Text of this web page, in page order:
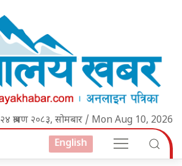
२४ श्रावण २०८३, सोमबार / Mon Aug 10, 2026
English